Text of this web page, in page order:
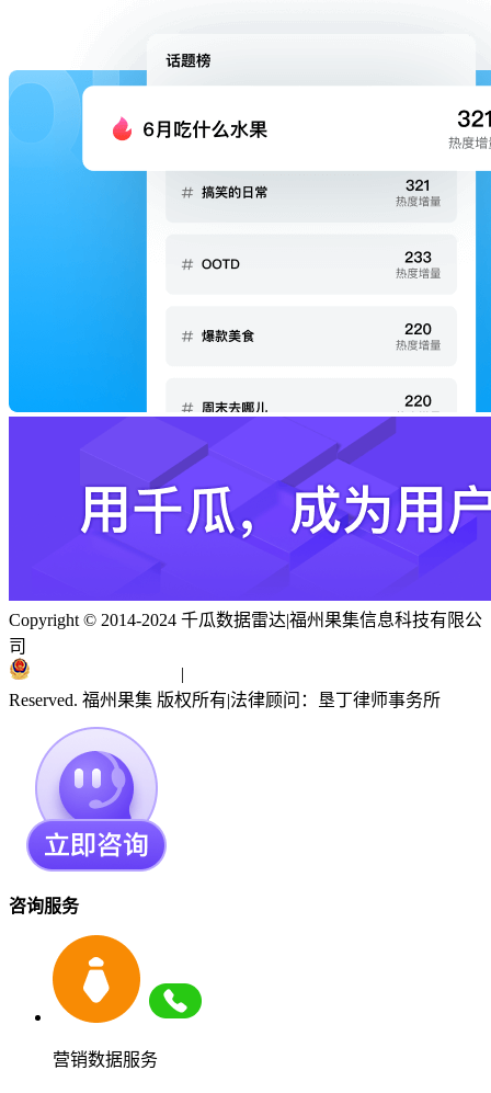
Copyright © 2014-2024 千瓜数据雷达|福州果集信息科技有限公
司
|
Reserved. 福州果集 版权所有|法律顾问：垦丁律师事务所
咨询服务
营销数据服务